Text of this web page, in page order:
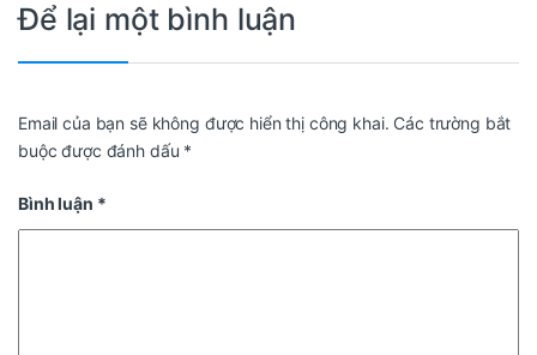
Để lại một bình luận
Email của bạn sẽ không được hiển thị công khai. Các trường bắt
buộc được đánh dấu *
Bình luận *